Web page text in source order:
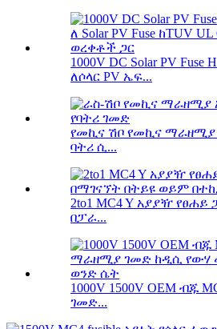
1000V DC Solar PV Fuse
ለሶላር PV ኤፍ...
የመኪና ሽቦ የመኪና ማራዘሚያ
ባትሪ ሲ...
2to1 MC4 Y አያያዥ
በፓራ...
1000V 1500V OEM ብጁ
ገመድ...